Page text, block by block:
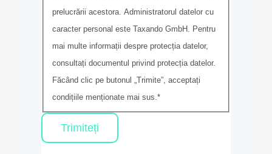
prelucrării acestora. Administratorul datelor cu
caracter personal este Taxando GmbH. Pentru
mai multe informații despre protecția datelor,
consultați documentul privind protecția datelor.
Făcând clic pe butonul „Trimite”, acceptați
condițiile menționate mai sus. *
Trimiteți